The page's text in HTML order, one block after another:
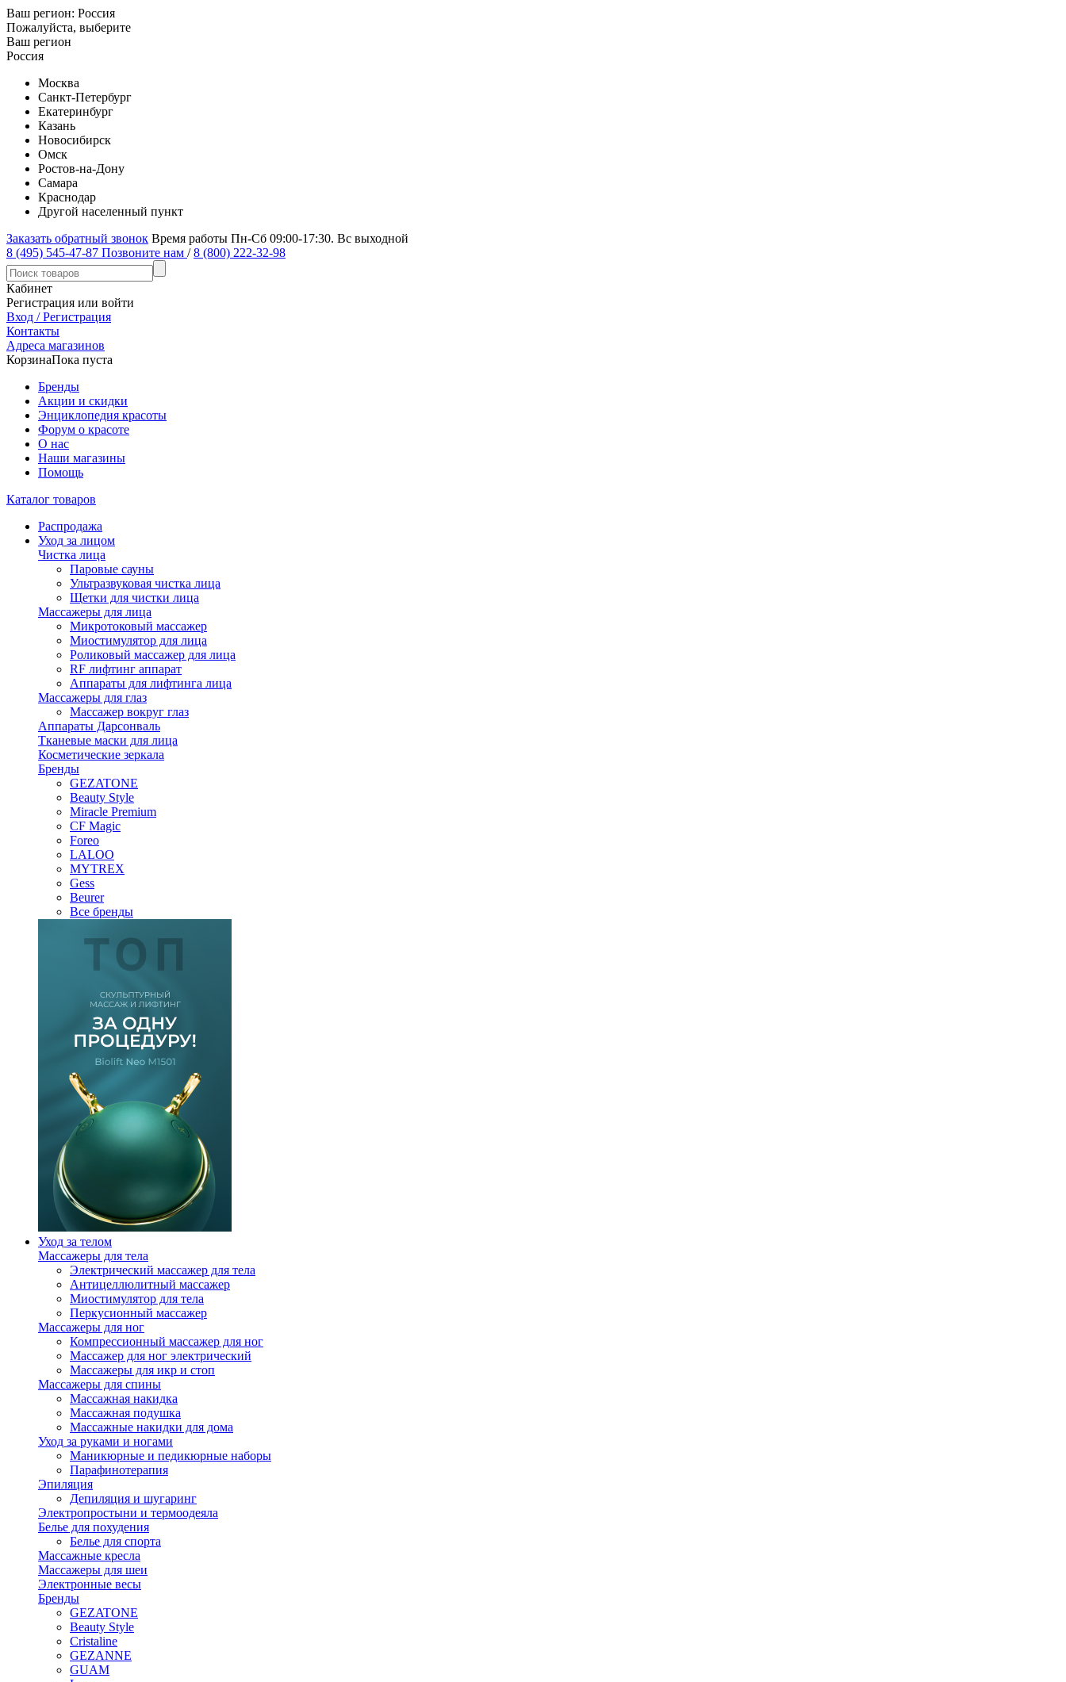
Ваш регион: Россия
Пожалуйста, выберите
Ваш регион
Россия
Москва
Санкт-Петербург
Екатеринбург
Казань
Новосибирск
Омск
Ростов-на-Дону
Самара
Краснодар
Другой населенный пункт
Заказать обратный звонок Время работы Пн-Сб 09:00-17:30. Вс выходной
8 (495) 545-47-87 Позвоните нам / 8 (800) 222-32-98
Кабинет
Регистрация или войти
Вход / Регистрация
Контакты
Адреса магазинов
КорзинаПока пуста
Бренды
Акции и скидки
Энциклопедия красоты
Форум о красоте
О нас
Наши магазины
Помощь
Каталог товаров
Распродажа
Уход за лицом
Чистка лица
Паровые сауны
Ультразвуковая чистка лица
Щетки для чистки лица
Массажеры для лица
Микротоковый массажер
Миостимулятор для лица
Роликовый массажер для лица
RF лифтинг аппарат
Аппараты для лифтинга лица
Массажеры для глаз
Массажер вокруг глаз
Аппараты Дарсонваль
Тканевые маски для лица
Косметические зеркала
Бренды
GEZATONE
Beauty Style
Miracle Premium
CF Magic
Foreo
LALOO
MYTREX
Gess
Beurer
Все бренды
Уход за телом
Массажеры для тела
Электрический массажер для тела
Антицеллюлитный массажер
Миостимулятор для тела
Перкусионный массажер
Массажеры для ног
Компрессионный массажер для ног
Массажер для ног электрический
Массажеры для икр и стоп
Массажеры для спины
Массажная накидка
Массажная подушка
Массажные накидки для дома
Уход за руками и ногами
Маникюрные и педикюрные наборы
Парафинотерапия
Эпиляция
Депиляция и шугаринг
Электропростыни и термоодеяла
Белье для похудения
Белье для спорта
Массажные кресла
Массажеры для шеи
Электронные весы
Бренды
GEZATONE
Beauty Style
Cristaline
GEZANNE
GUAM